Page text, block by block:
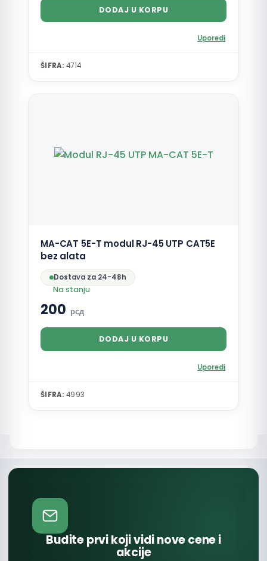
DODAJ U KORPU
Uporedi
ŠIFRA: 4714
MA-CAT 5E-T modul RJ-45 UTP CAT5E
bez alata
Dostava za 24-48h
Na stanju
200 рсд
DODAJ U KORPU
Uporedi
ŠIFRA: 4993
Budite prvi koji vidi nove cene i
akcije